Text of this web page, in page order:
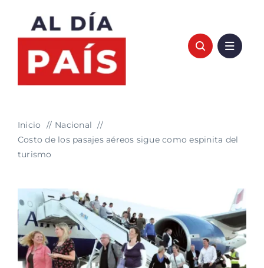
contenido
Inicio
Nacional
Costo de los pasajes aéreos sigue como espinita del
turismo